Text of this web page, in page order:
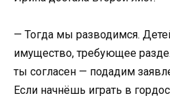
— Тогда мы разводимся.
имущество, требующее
ты согласен — подадим
Если начнёшь играть в